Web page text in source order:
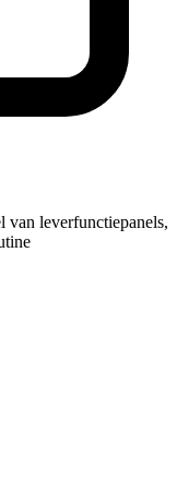
van leverfunctiepanels,